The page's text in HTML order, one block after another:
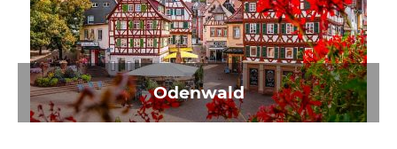
Odenwald